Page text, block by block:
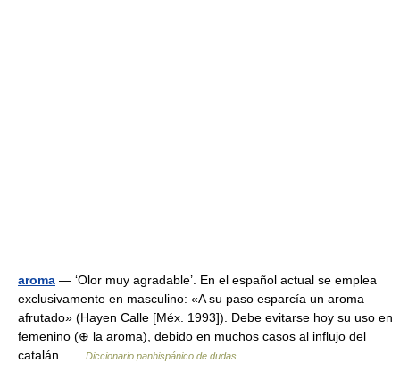
aroma — ‘Olor muy agradable’. En el español actual se emplea
exclusivamente en masculino: «A su paso esparcía un aroma
afrutado» (Hayen Calle [Méx. 1993]). Debe evitarse hoy su uso en
femenino (⊕ la aroma), debido en muchos casos al influjo del
catalán …
Diccionario panhispánico de dudas